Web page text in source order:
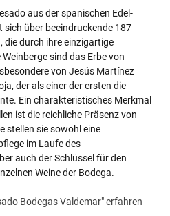
aus der spanischen Edel-
sich über beeindruckende 187
die durch ihre einzigartige
sind das Erbe von
von Jesús Martínez
der als einer der ersten die
Ein charakteristisches Merkmal
ist die reichliche Präsenz von
stellen sie sowohl eine
im Laufe des
auch der Schlüssel für den
Weine der Bodega.
Bodegas Valdemar" erfahren